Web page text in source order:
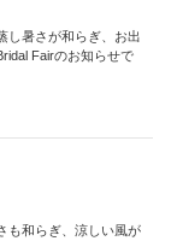
し暑さが和らぎ、お出
Fairのお知らせで
も和らぎ、涼しい風が